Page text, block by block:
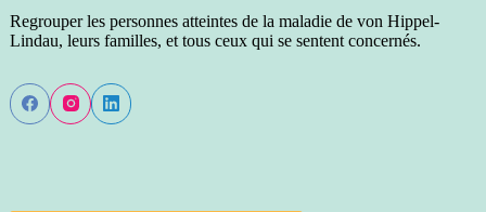
Regrouper les personnes atteintes de la maladie de von Hippel-
Lindau, leurs familles, et tous ceux qui se sentent concernés.